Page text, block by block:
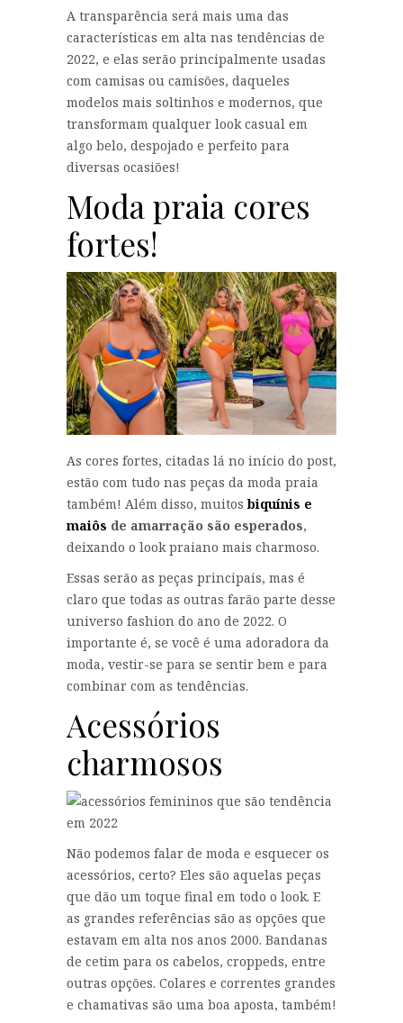
A transparência será mais uma das
características em alta nas tendências de
2022, e elas serão principalmente usadas
com camisas ou camisões, daqueles
modelos mais soltinhos e modernos, que
transformam qualquer look casual em
algo belo, despojado e perfeito para
diversas ocasiões!
Moda praia cores
fortes!
As cores fortes, citadas lá no início do post,
estão com tudo nas peças da moda praia
também! Além disso, muitos biquínis e
maiôs de amarração são esperados,
deixando o look praiano mais charmoso.
Essas serão as peças principais, mas é
claro que todas as outras farão parte desse
universo fashion do ano de 2022. O
importante é, se você é uma adoradora da
moda, vestir-se para se sentir bem e para
combinar com as tendências.
Acessórios
charmosos
Não podemos falar de moda e esquecer os
acessórios, certo? Eles são aquelas peças
que dão um toque final em todo o look. E
as grandes referências são as opções que
estavam em alta nos anos 2000. Bandanas
de cetim para os cabelos, croppeds, entre
outras opções. Colares e correntes grandes
e chamativas são uma boa aposta, também!